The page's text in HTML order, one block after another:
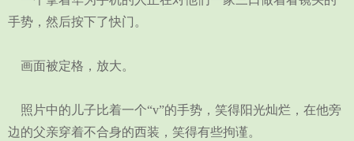
手势，然后按下了快门。
画面被定格，放大。
照片中的儿子比着一个“v”的手势，笑得阳光灿烂，在他旁
边的父亲穿着不合身的西装，笑得有些拘谨。